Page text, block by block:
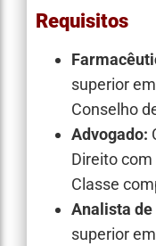
Requisitos
superior
Conselho
Advogado:
Direito
Classe
Analista
superior